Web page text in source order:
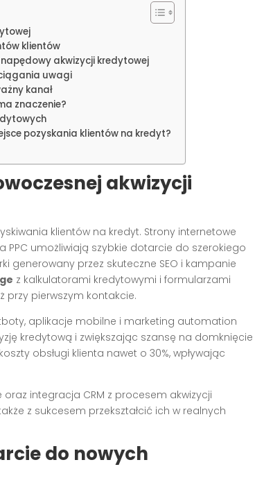
klientów
akwizycji kredytowej
uwagi
kanał
znaczenie?
pozyskania klientów na kredyt?
akwizycji
klientów na kredyt. Strony internetowe
umożliwiają szybkie dotarcie do szerokiego
generowany przez skuteczne SEO i kampanie
z kalkulatorami kredytowymi i formularzami
przy pierwszym kontakcie.
aplikacje mobilne i marketing automation
kredytową i zwiększając szansę na domknięcie
obsługi klienta nawet o 30%, wpływając
integracja CRM z procesem akwizycji
z sukcesem przekształcić ich w realnych
do nowych